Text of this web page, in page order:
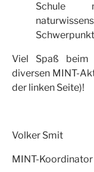
Schule
Viel Spaß beim
diversen MINT-
der linken Seite)!
Volker Smit
MINT-Koordinator